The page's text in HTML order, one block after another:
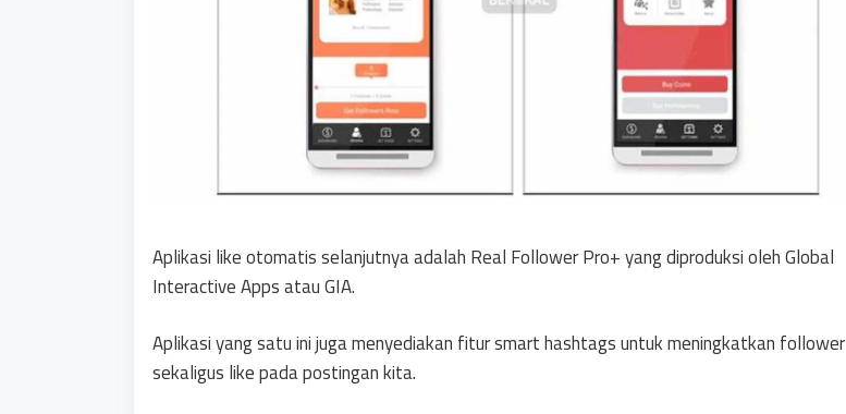
Aplikasi like otomatis selanjutnya adalah Real Follower Pro+ yang diproduksi oleh Global
Interactive Apps atau GIA.
Aplikasi yang satu ini juga menyediakan fitur smart hashtags untuk meningkatkan follower
sekaligus like pada postingan kita.